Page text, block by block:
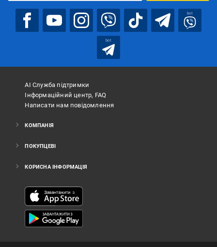
bot
bot
АІ Служба підтримки
Інформаційний центр, FAQ
Написати нам повідомлення
КОМПАНІЯ
ПОКУПЦЕВІ
КОРИСНА ІНФОРМАЦІЯ